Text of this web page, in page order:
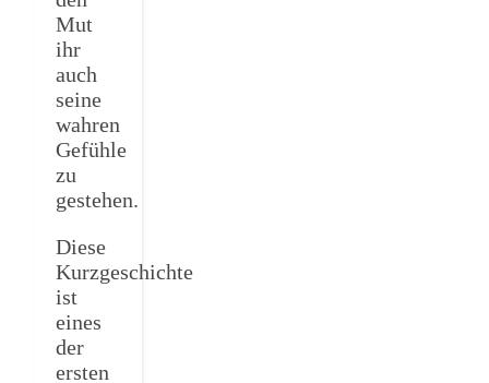
Mut
ihr
auch
seine
wahren
Gefühle
zu
gestehen.
Diese
Kurzgeschichte
ist
eines
der
ersten